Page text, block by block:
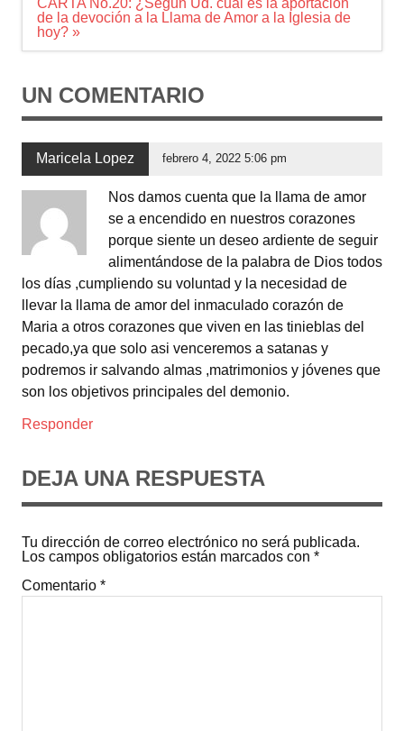
de la devoción a la Llama de Amor a la Iglesia de
hoy? »
UN COMENTARIO
Maricela Lopez febrero 4, 2022 5:06 pm
Nos damos cuenta que la llama de amor
se a encendido en nuestros corazones
porque siente un deseo ardiente de seguir
alimentándose de la palabra de Dios todos
los días ,cumpliendo su voluntad y la necesidad de
llevar la llama de amor del inmaculado corazón de
Maria a otros corazones que viven en las tinieblas del
pecado,ya que solo asi venceremos a satanas y
podremos ir salvando almas ,matrimonios y jóvenes que
son los objetivos principales del demonio.
Responder
DEJA UNA RESPUESTA
Tu dirección de correo electrónico no será publicada.
Los campos obligatorios están marcados con *
Comentario *